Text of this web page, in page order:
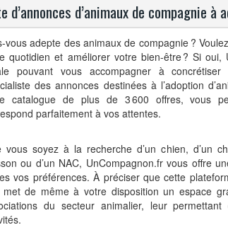
d’annonces d’animaux de compagnie à
vous adepte des animaux de compagnie ?
quotidien et améliorer votre bien-être ? Si oui,
pouvant vous accompagner à
des annonces destinées à l’adoption
catalogue de plus de 3 600 offres, vous
parfaitement à vos attentes.
vous soyez à la recherche d’un chien, d’un
ou d’un NAC, UnCompagnon.fr vous offre
vos préférences. À préciser que cette
met de même à votre disposition un espace
du secteur animalier, leur